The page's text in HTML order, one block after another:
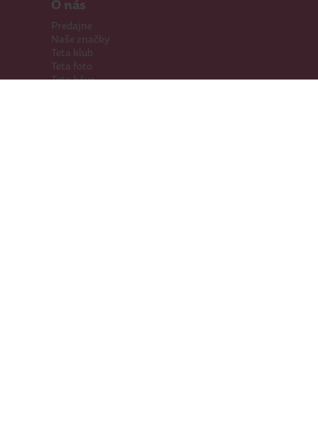
O nás
Predajne
Naše značky
Teta klub
Teta foto
Teta káva